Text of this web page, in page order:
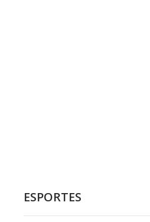
ESPORTES